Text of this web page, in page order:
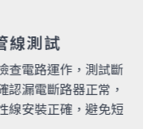
路器規格及迴路
，插座接地線、火
路或跳電問題。